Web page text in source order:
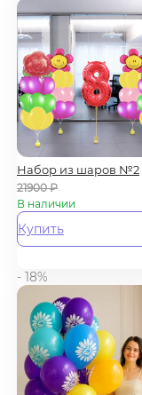
Набор из шаров №2
21900₽
В наличии
Купить
- 18%